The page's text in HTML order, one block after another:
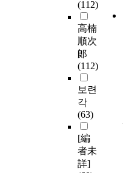
(112)
高楠
順次
郞
(112)
보련
각
(63)
[編
者未
詳]